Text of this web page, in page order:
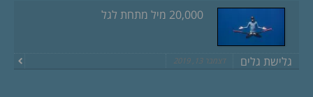
20,000 מיל מתחת לגל
גלישת גלים דצמבר 13, 2019